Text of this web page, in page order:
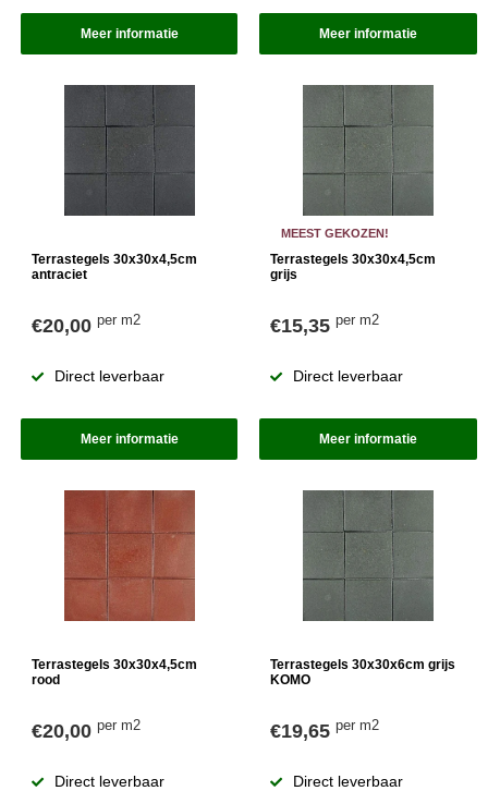
Meer informatie Meer informatie
Terrastegels 30x30x4,5cm
antraciet
€20,00 per m2
Direct leverbaar
Meer informatie
MEEST GEKOZEN!
Terrastegels 30x30x4,5cm
grijs
€15,35per m2
Direct leverbaar
Meer informatie
Terrastegels 30x30x4,5cm
rood
€20,00 per m2
Direct leverbaar
Terrastegels 30x30x6cm grijs
KOMO
€19,65per m2
Direct leverbaar